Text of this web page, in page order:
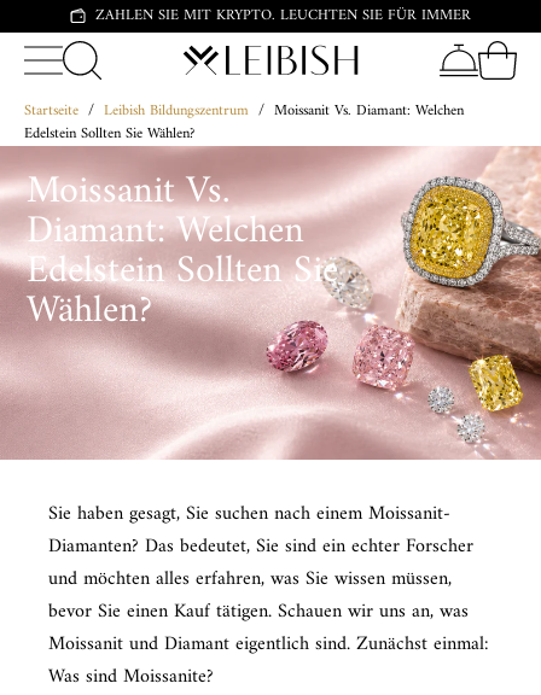
ZAHLEN SIE MIT KRYPTO. LEUCHTEN SIE FÜR IMMER
Startseite / Leibish Bildungszentrum / Moissanit Vs. Diamant: Welchen
Edelstein Sollten Sie Wählen?
Moissanit Vs.
Diamant: Welchen
Edelstein Sollten Sie
Wählen?
Sie haben gesagt, Sie suchen nach einem Moissanit-
Diamanten? Das bedeutet, Sie sind ein echter Forscher
und möchten alles erfahren, was Sie wissen müssen,
bevor Sie einen Kauf tätigen. Schauen wir uns an, was
Moissanit und Diamant eigentlich sind. Zunächst einmal:
Was sind Moissanite?